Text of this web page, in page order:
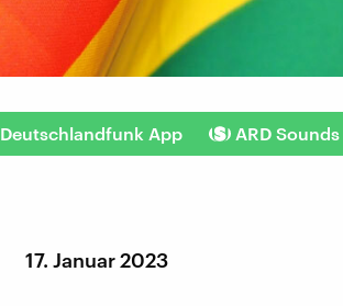
Deutschlandfunk App ARD Sounds
17. Januar 2023